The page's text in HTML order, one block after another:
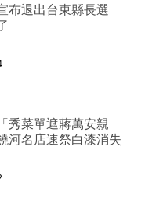
布退出台東縣長選
秀菜單遮蔣萬安親
名店速祭白漆消失